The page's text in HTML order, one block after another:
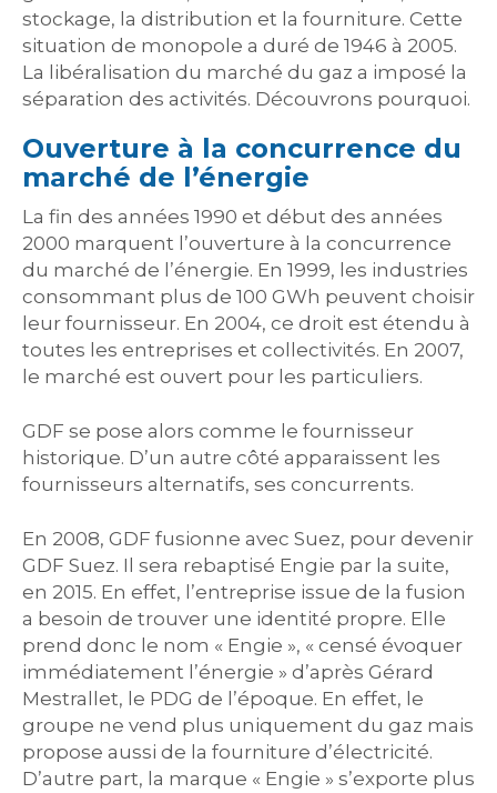
stockage, la distribution et la fourniture. Cette
situation de monopole a duré de 1946 à 2005.
La libéralisation du marché du gaz a imposé la
séparation des activités. Découvrons pourquoi.
Ouverture à la concurrence du
marché de l’énergie
La fin des années 1990 et début des années
2000 marquent l’ouverture à la concurrence
du marché de l’énergie. En 1999, les industries
consommant plus de 100 GWh peuvent choisir
leur fournisseur. En 2004, ce droit est étendu à
toutes les entreprises et collectivités. En 2007,
le marché est ouvert pour les particuliers.
GDF se pose alors comme le fournisseur
historique. D’un autre côté apparaissent les
fournisseurs alternatifs, ses concurrents.
En 2008, GDF fusionne avec Suez, pour devenir
GDF Suez. Il sera rebaptisé Engie par la suite,
en 2015. En effet, l’entreprise issue de la fusion
a besoin de trouver une identité propre. Elle
prend donc le nom « Engie », « censé évoquer
immédiatement l’énergie » d’après Gérard
Mestrallet, le PDG de l’époque. En effet, le
groupe ne vend plus uniquement du gaz mais
propose aussi de la fourniture d’électricité.
D’autre part, la marque « Engie » s’exporte plus